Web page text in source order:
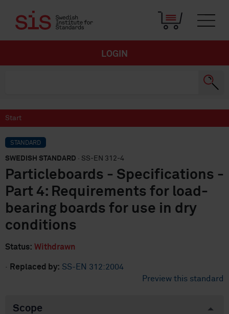
LOGIN
Start
STANDARD
SWEDISH STANDARD · SS-EN 312-4
Particleboards - Specifications -
Part 4: Requirements for load-
bearing boards for use in dry
conditions
Status: Withdrawn
· Replaced by: SS-EN 312:2004
Preview this standard
Scope